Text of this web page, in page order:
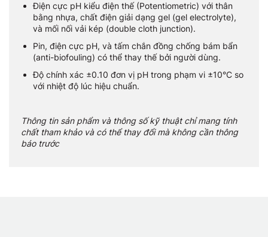
Điện cực pH kiểu điện thế (Potentiometric) với thân
bằng nhựa, chất điện giải dạng gel (gel electrolyte),
và mối nối vải kép (double cloth junction).
Pin, điện cực pH, và tấm chắn đồng chống bám bẩn
(anti-biofouling) có thể thay thế bởi người dùng.
Độ chính xác ±0.10 đơn vị pH trong phạm vi ±10°C so
với nhiệt độ lúc hiệu chuẩn.
Thông tin sản phẩm và thông số kỹ thuật chỉ mang tính
chất tham khảo và có thể thay đổi mà không cần thông
báo trước